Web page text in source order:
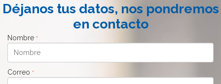
Déjanos tus datos, nos pondremos
en contacto
Nombre *
Correo *